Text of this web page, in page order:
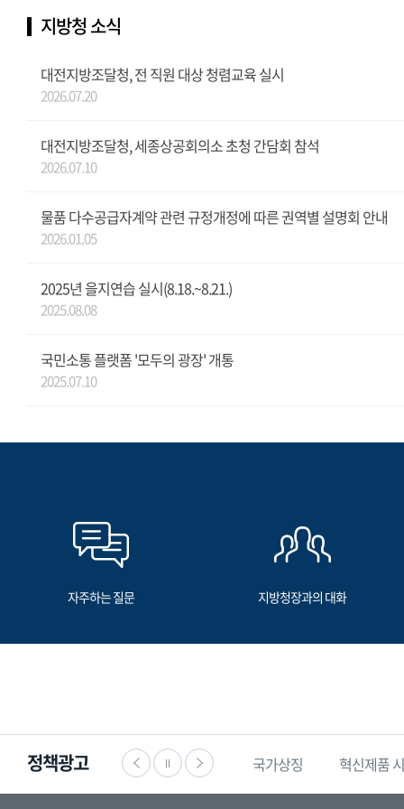
지방청 소식
대전지방조달청, 전 직원 대상 청렴교육 실시
2026.07.20
대전지방조달청, 세종상공회의소 초청 간담회 참석
2026.07.10
물품 다수공급자계약 관련 규정개정에 따른 권역별 설명회 안내
2026.01.05
2025년 을지연습 실시(8.18.~8.21.)
2025.08.08
국민소통 플랫폼 '모두의 광장' 개통
2025.07.10
자주하는 질문 지방청장과의 대화
정책광고
익신고 찾기쉬운 생활법령정보 국가상징 혁신제품